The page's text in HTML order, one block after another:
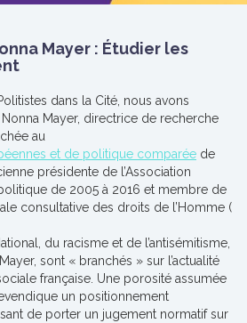
Mayer : Étudier les
dans la Cité, nous avons
Nonna Mayer, directrice de recherche
au
et de politique comparée de
présidente de l’Association
de 2005 à 2016 et membre de
consultative des droits de l’Homme (
du racisme et de l’antisémitisme,
sont « branchés » sur l’actualité
française. Une porosité assumée
un positionnement
de porter un jugement normatif sur